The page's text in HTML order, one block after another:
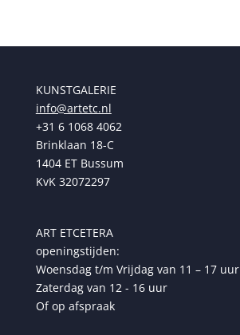
KUNSTGALERIE
info@artetc.nl
+31 6 1068 4062
Brinklaan 18-C
1404 ET Bussum
KvK 32072297
ART ETCETERA
openingstijden:
Woensdag t/m Vrijdag van 11 – 17 uur
Zaterdag van 12 - 16 uur
Of op afspraak